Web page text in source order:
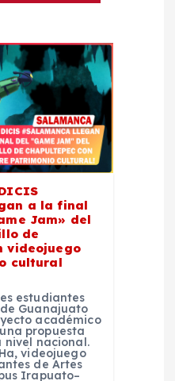
a la final
Jam» del
de
videojuego
cultural
estudiantes
Guanajuato
académico
propuesta
nivel nacional.
videojuego
de Artes
Irapuato–